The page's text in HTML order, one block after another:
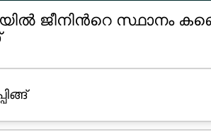
ജീനിൻറെ സ്ഥാനം